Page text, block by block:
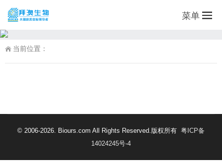
菜单
当前位置：
© 2006-2026. Biours.com All Rights Reserved.版权所有 粤ICP备
14024245号-4